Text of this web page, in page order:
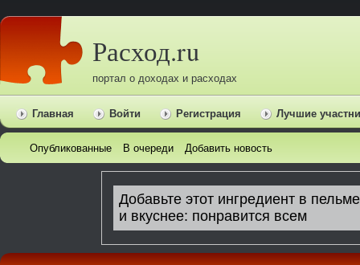
Расход.ru
портал о доходах и расходах
Главная Войти Регистрация Лучшие
Опубликованные В очереди Добавить новость